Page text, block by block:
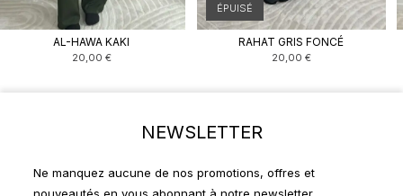
AL-HAWA KAKI
20,00 €
ÉPUISÉ
RAHAT GRIS FONCÉ
20,00 €
NEWSLETTER
Ne manquez aucune de nos promotions, offres et